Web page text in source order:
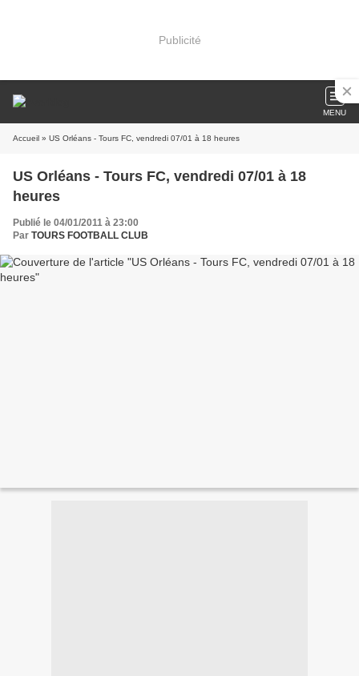
Publicité
MENU
Accueil » US Orléans - Tours FC, vendredi 07/01 à 18 heures
US Orléans - Tours FC, vendredi 07/01 à 18
heures
Publié le 04/01/2011 à 23:00
Par TOURS FOOTBALL CLUB